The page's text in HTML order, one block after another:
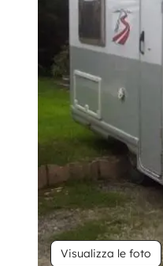
Visualizza le foto